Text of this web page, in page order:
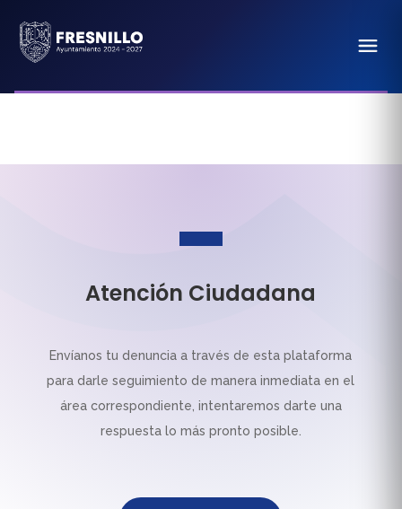
Atención Ciudadana
Envíanos tu denuncia a través de esta plataforma
para darle seguimiento de manera inmediata en el
área correspondiente, intentaremos darte una
respuesta lo más pronto posible.